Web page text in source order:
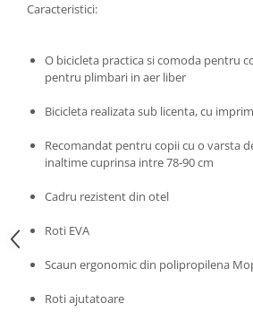
Purple Cow
Raduka
Schmidt
Simba
Smoby
Spin Master
Caracteristici:
O bicicleta practica si comoda pentru
pentru plimbari in aer liber
Bicicleta realizata sub licenta, cu
Recomandat pentru copii cu o varsta
inaltime cuprinsa intre 78-90 cm
Cadru rezistent din otel
Roti EVA
Scaun ergonomic din polipropilena
Roti ajutatoare